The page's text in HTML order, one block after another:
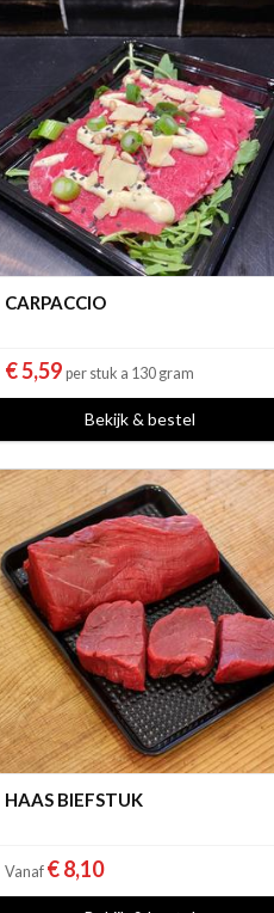
CARPACCIO
€ 5,59per stuk a 130 gram
Bekijk & bestel
HAAS BIEFSTUK
Vanaf € 8,10